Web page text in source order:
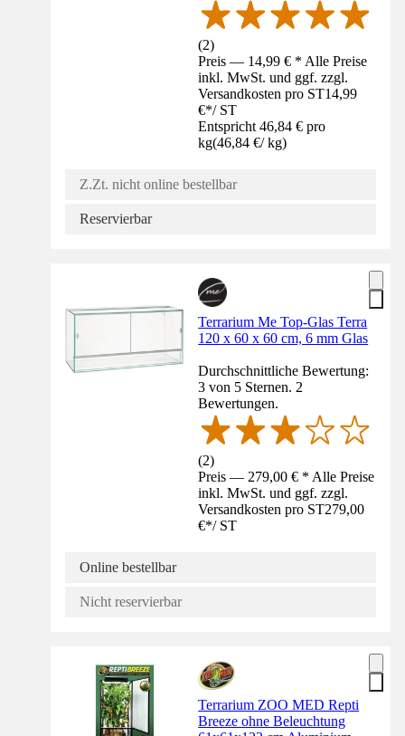
(2)
Preis — 14,99 € * Alle Preise
inkl. MwSt. und ggf. zzgl.
Versandkosten pro ST14,99
€*/ ST
Entspricht 46,84 € pro
kg(46,84 €/ kg)
Z.Zt. nicht online bestellbar
Reservierbar
Terrarium Me Top-Glas Terra
120 x 60 x 60 cm, 6 mm Glas
Durchschnittliche Bewertung:
3 von 5 Sternen. 2
Bewertungen.
(2)
Preis — 279,00 € * Alle Preise
inkl. MwSt. und ggf. zzgl.
Versandkosten pro ST279,00
€*/ ST
Online bestellbar
Nicht reservierbar
Terrarium ZOO MED Repti
Breeze ohne Beleuchtung